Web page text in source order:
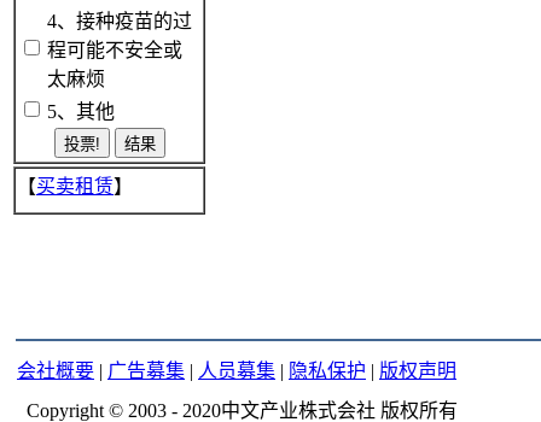
4、接种疫苗的过
程可能不安全或
太麻烦
5、其他
【买卖租赁】
会社概要 | 广告募集 | 人员募集 | 隐私保护 | 版权声明
Copyright © 2003 - 2020中文产业株式会社 版权所有